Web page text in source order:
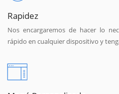
Rapidez
Nos encargaremos de hacer lo
rápido en cualquier dispositivo y